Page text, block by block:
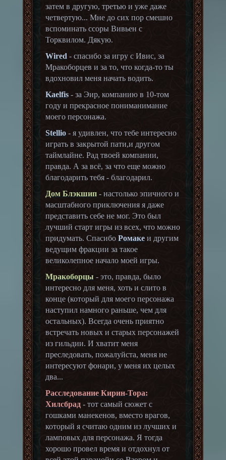
затем в другую, третью и уже даже
четвертую... Мне до сих пор смешно
вспоминать ссоры Вивьен с
Торквилом. Дякую.
Wired - спасибо за игру с Ивис, за
Мракоборцев и за то, что когда-то ты
вдохновил меня начать водить.
Kaelfis- за Эир, компанию в 10-том
году и прекрасное пониманимание
моего персонажа.
Stellio- я удивлен, что тебе интересно
играть в закрытой пати,и другом
таймлайне. Рад твоей компании,
правда. А за всё, за что еще можно
благодарить тебя - благодарил.
Дом Блэкшип- настолько эпичного и
масштабного приключения я даже
представить себе не мог. Это был
лучший старт игры из всех, что можно
придумать. Спасибо Ромаке и другим
ведущим фракции за такое
великолепное начало моей игры.
Мракоборцы - это, правда, было
интересно для меня, хоть и слито в
конце (который для моего персонажа
наступил намного раньше, чем для
остальных). Всегда очень приятно
встречать новых и старых персонажей
из гильдии. И хватит меня
преследовать, пожалуйста, меня не
интересуют фонари, у меня их целых
два...
Расследование Кирин-Тора:
Хилсбрад- тот самый сюжет с
гошками манекенов, вместо врагов,
который я считаю одним из лучших и
ламповых для персонажа. Я тогда
хорошо провел время и отдохнул от